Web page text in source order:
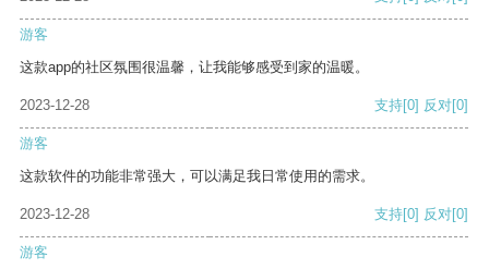
游客
这款app的社区氛围很温馨，让我能够感受到家的温暖。
2023-12-28 支持[0] 反对[0]
游客
这款软件的功能非常强大，可以满足我日常使用的需求。
2023-12-28 支持[0] 反对[0]
游客